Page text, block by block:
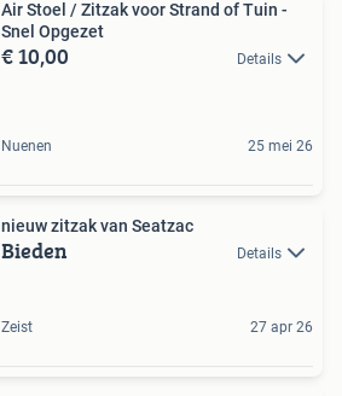
Air Stoel / Zitzak voor Strand of Tuin -
Snel Opgezet
€ 10,00 Details
Nuenen 25 mei 26
nieuw zitzak van Seatzac
Bieden Details
Zeist 27 apr 26